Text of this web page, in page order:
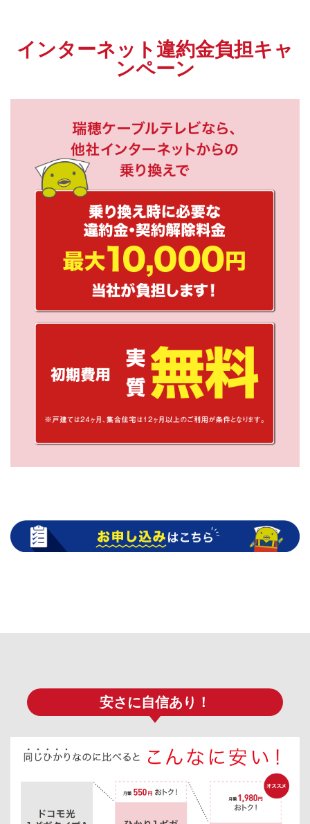
インターネット違約金負担キャ
ンペーン
安さに自信あり！